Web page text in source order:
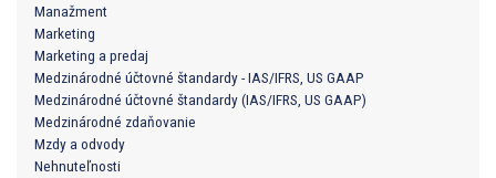
Manažment
Marketing
Marketing a predaj
Medzinárodné účtovné štandardy - IAS/IFRS, US GAAP
Medzinárodné účtovné štandardy (IAS/IFRS, US GAAP)
Medzinárodné zdaňovanie
Mzdy a odvody
Nehnuteľnosti